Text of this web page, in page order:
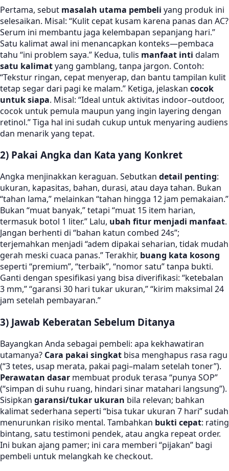
Pertama, sebut masalah utama pembeli yang produk ini
selesaikan. Misal: “Kulit cepat kusam karena panas dan AC?
Serum ini membantu jaga kelembapan sepanjang hari.”
Satu kalimat awal ini menancapkan konteks—pembaca
tahu “ini problem saya.” Kedua, tulis manfaat inti dalam
satu kalimatyang gamblang, tanpa jargon. Contoh:
“Tekstur ringan, cepat menyerap, dan bantu tampilan kulit
tetap segar dari pagi ke malam.” Ketiga, jelaskan cocok
untuk siapa. Misal: “Ideal untuk aktivitas indoor–outdoor,
cocok untuk pemula maupun yang ingin layering dengan
retinol.” Tiga hal ini sudah cukup untuk menyaring audiens
dan menarik yang tepat.
2) Pakai Angka dan Kata yang Konkret
Angka menjinakkan keraguan. Sebutkan detail penting:
ukuran, kapasitas, bahan, durasi, atau daya tahan. Bukan
“tahan lama,” melainkan “tahan hingga 12 jam pemakaian.”
Bukan “muat banyak,” tetapi “muat 15 item harian,
termasuk botol 1 liter.” Lalu, ubah fitur menjadi manfaat.
Jangan berhenti di “bahan katun combed 24s”;
terjemahkan menjadi “adem dipakai seharian, tidak mudah
gerah meski cuaca panas.” Terakhir, buang kata kosong
seperti “premium”, “terbaik”, “nomor satu” tanpa bukti.
Ganti dengan spesifikasi yang bisa diverifikasi: “ketebalan
3 mm,” “garansi 30 hari tukar ukuran,” “kirim maksimal 24
jam setelah pembayaran.”
3) Jawab Keberatan Sebelum Ditanya
Bayangkan Anda sebagai pembeli: apa kekhawatiran
utamanya? Cara pakai singkat bisa menghapus rasa ragu
(“3 tetes, usap merata, pakai pagi–malam setelah toner”).
Perawatan dasar membuat produk terasa “punya SOP”
(“simpan di suhu ruang, hindari sinar matahari langsung”).
Sisipkan garansi/tukar ukuran bila relevan; bahkan
kalimat sederhana seperti “bisa tukar ukuran 7 hari” sudah
menurunkan risiko mental. Tambahkan bukti cepat: rating
bintang, satu testimoni pendek, atau angka repeat order.
Ini bukan ajang pamer; ini cara memberi “pijakan” bagi
pembeli untuk melangkah ke checkout.